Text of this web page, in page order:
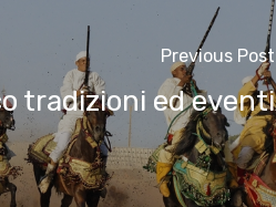
Previous Post
tradizioni ed eventi